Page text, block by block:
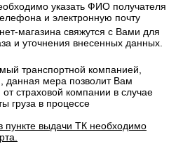
указать ФИО получателя
и электронную почту
магазина свяжутся с Вами для
и уточнения внесенных данных.
транспортной компанией,
данная мера позволит Вам
страховой компании в случае
груза в процессе
пункте выдачи ТК необходимо